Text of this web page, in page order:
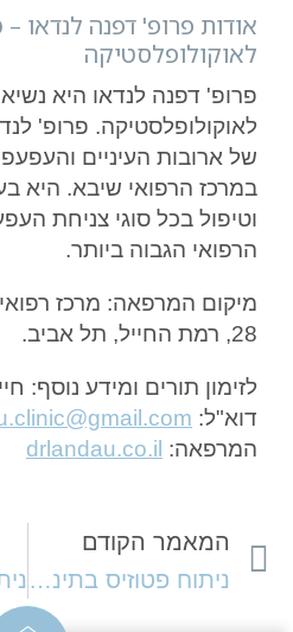
אודות פרופ' דפנה לנדאו
לאוקולופלסטיקה
פרופ' דפנה לנדאו היא
לאוקולופלסטיקה. פרופ'
של ארובות העיניים
במרכז הרפואי שיבא. היא
וטיפול בכל סוגי צניחת
הרפואי הגבוה ביותר.
מיקום המרפאה: מרכז
28, רמת החייל, תל אביב.
לזימון תורים ומידע נוסף:
דוא"ל:
המרפאה: drlandau.co.il
המאמר הקודם
ניתוח פטוזיס בתינוקות וילדים